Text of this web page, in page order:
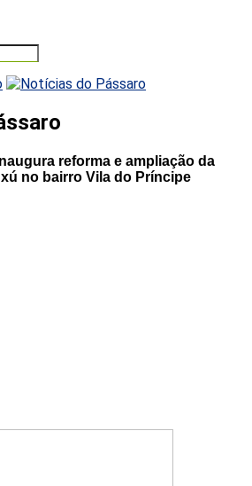
reforma e ampliação da
no bairro Vila do Príncipe